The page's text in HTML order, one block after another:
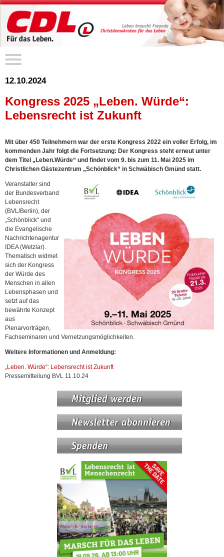
12.10.2024
Kongress 2025 „Leben. Würde“:
Lebensrecht ist Zukunft
Mit über 450 Teilnehmern war der erste Kongress 2022 ein voller Erfolg, im
kommenden Jahr folgt die Fortsetzung: Der Kongress steht erneut unter
dem Titel „Leben.Würde“ und findet vom 9. bis zum 11. Mai 2025 im
Christlichen Gästezentrum „Schönblick“ in Schwäbisch Gmünd statt.
Veranstalter sind
der Bundesverband
Lebensrecht
(BVL/Berlin), der
„Schönblick“ und
die Evangelische
Nachrichtenagentur
IDEA (Wetzlar).
Thematisch widmet
sich der Kongress
der Würde des
Menschen in allen
Lebensphasen und
setzt auf das
bewährte Konzept
aus
Plenarvorträgen,
Fachseminaren und Vernetzungsmöglichkeiten.
Weitere Informationen und Anmeldung:
„Leben. Würde“: Lebensrecht ist Zukunft
Pressemitteilung BVL 11.10.24